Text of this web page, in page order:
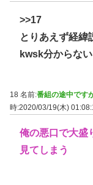
>>17
とりあえず経緯
kwsk分からな
18 名前:番組の途中です
時:2020/03/19(木)
俺の悪口で大盛
見てしまう